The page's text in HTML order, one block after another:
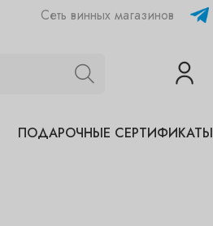
Сеть винных магазинов
ПОДАРОЧНЫЕ СЕРТИФИКАТЫ